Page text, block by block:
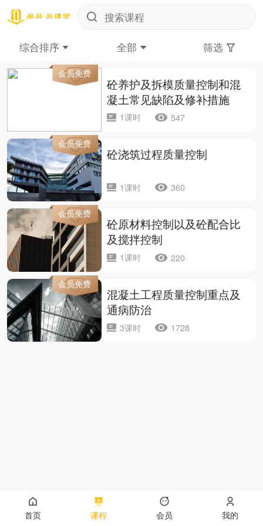
综合排序 全部 筛选
会员免费
砼养护及拆模质量控制和混
凝土常见缺陷及修补措施
1课时 547
会员免费
砼浇筑过程质量控制
1课时 360
会员免费
砼原材料控制以及砼配合比
及搅拌控制
1课时 220
会员免费
混凝土工程质量控制重点及
通病防治
3课时 1728
首页 课程 会员 我的